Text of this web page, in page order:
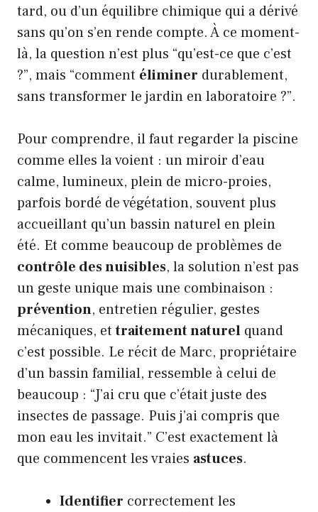
tard, ou d’un équilibre chimique qui a dérivé
sans qu’on s’en rende compte. À ce moment-
là, la question n’est plus “qu’est-ce que c’est
?”, mais “comment éliminer durablement,
sans transformer le jardin en laboratoire ?”.
Pour comprendre, il faut regarder la piscine
comme elles la voient : un miroir d’eau
calme, lumineux, plein de micro-proies,
parfois bordé de végétation, souvent plus
accueillant qu’un bassin naturel en plein
été. Et comme beaucoup de problèmes de
contrôle des nuisibles, la solution n’est pas
un geste unique mais une combinaison :
prévention, entretien régulier, gestes
mécaniques, ettraitement naturel quand
c’est possible. Le récit de Marc, propriétaire
d’un bassin familial, ressemble à celui de
beaucoup : “J’ai cru que c’était juste des
insectes de passage. Puis j’ai compris que
mon eau les invitait.” C’est exactement là
que commencent les vraies astuces.
Identifier correctement les